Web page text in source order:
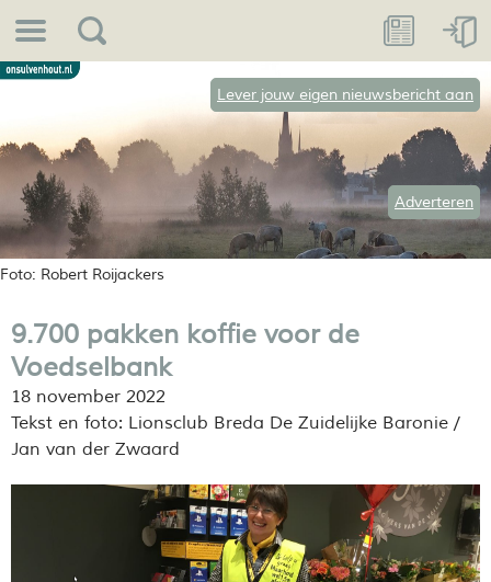
Foto: Robert Roijackers
Lever jouw eigen nieuwsbericht aan
Adverteren
9.700 pakken koffie voor de
Voedselbank
18 november 2022
Tekst en foto: Lionsclub Breda De Zuidelijke Baronie /
Jan van der Zwaard